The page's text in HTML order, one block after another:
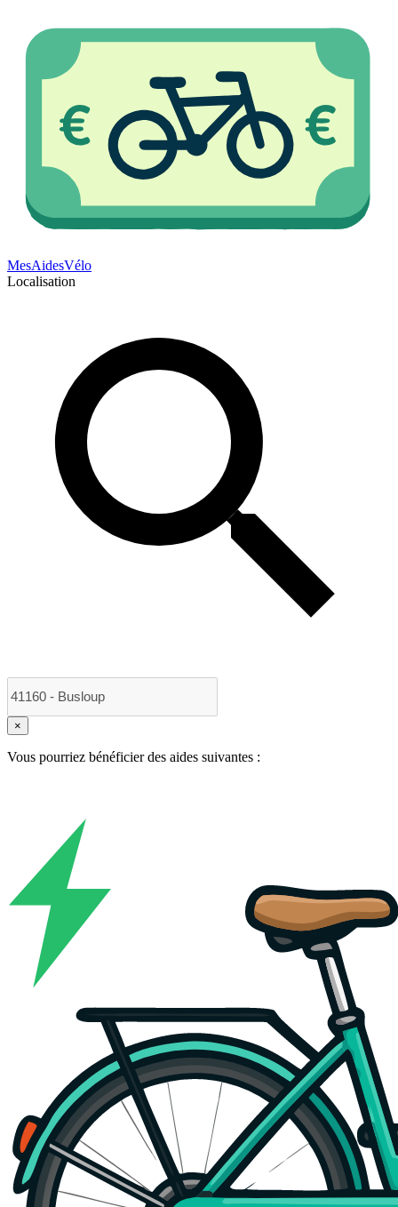
MesAidesVélo
Localisation
×
Vous pourriez bénéficier des aides suivantes :